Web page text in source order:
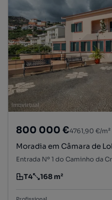
800 000 €4761,90 €/m²
Moradia em Câmara de
Tipologia
T4
Preço por metro quadrado
168 m²